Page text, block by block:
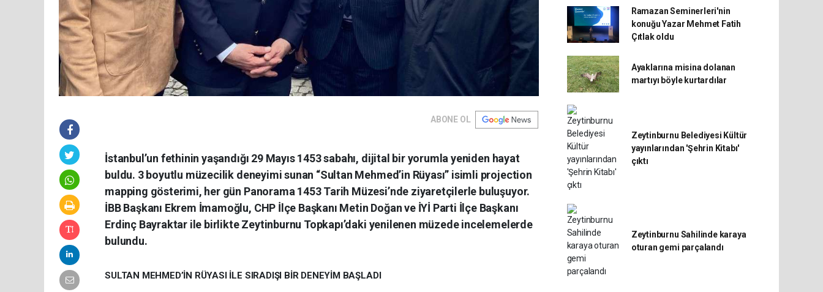
ABONE OL
İstanbul’un fethinin yaşandığı 29 Mayıs 1453 sabahı, dijital bir yorumla yeniden hayat
buldu. 3 boyutlu müzecilik deneyimi sunan “Sultan Mehmed’in Rüyası” isimli projection
mapping gösterimi, her gün Panorama 1453 Tarih Müzesi’nde ziyaretçilerle buluşuyor.
İBB Başkanı Ekrem İmamoğlu, CHP İlçe Başkanı Metin Doğan ve İYİ Parti İlçe Başkanı
Erdinç Bayraktar ile birlikte Zeytinburnu Topkapı’daki yenilenen müzede incelemelerde
bulundu.
SULTAN MEHMED’İN RÜYASI İLE SIRADIŞI BİR DENEYİM BAŞLADI
Ramazan Seminerleri'nin
konuğu Yazar Mehmet Fatih
Çıtlak oldu
Ayaklarına misina dolanan
martıyı böyle kurtardılar
Zeytinburnu Belediyesi Kültür
yayınlarından 'Şehrin Kitabı'
çıktı
Zeytinburnu Sahilinde karaya
oturan gemi parçalandı